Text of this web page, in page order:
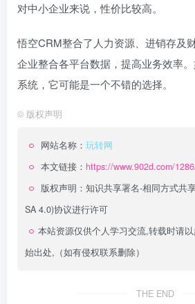
对中小企业来说，性价比较高。
悟空CRM整合了人力资源、进销存及
企业整合各平台数据，提高业务效率
系统，它可能是一个不错的选择。
© 版权声明
网站名称： 玩转网
本文链接： https://www.902d.com/
版权声明： 知识共享署名-相同方式共
SA 4.0)协议进行许可
本站资源仅供个人学习交流,转载时请
始出处,（如有侵权联系删除）
THE END